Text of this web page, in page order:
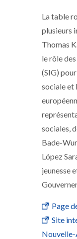
La table
plusieurs
Thomas
le rôle
(SIG)
sociale et
sociales,
Bade-
López
jeunesse
Page
Site